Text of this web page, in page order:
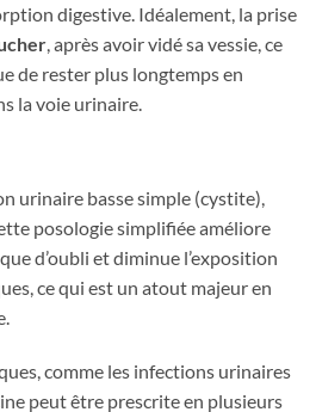
digestive. Idéalement, la prise
, après avoir vidé sa vessie, ce
de rester plus longtemps en
la voie urinaire.
urinaire basse simple (cystite),
posologie simplifiée améliore
d’oubli et diminue l’exposition
ce qui est un atout majeur en
comme les infections urinaires
peut être prescrite en plusieurs